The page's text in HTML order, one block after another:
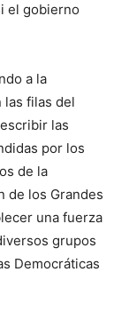
el gobierno
a la
las filas del
las
por los
de la
de los Grandes
una fuerza
grupos
Democráticas